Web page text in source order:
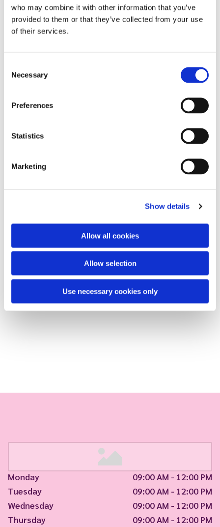
who may combine it with other information that you’ve
provided to them or that they’ve collected from your use
of their services.
Selection
Necessary
Preferences
Statistics
Marketing
Show details
Allow all cookies
Allow selection
Use necessary cookies only
Dies könnte Sie auch
Monday
09:00 AM - 12:00 PM
Tuesday
09:00 AM - 12:00 PM
Wednesday
09:00 AM - 12:00 PM
Thursday
09:00 AM - 12:00 PM